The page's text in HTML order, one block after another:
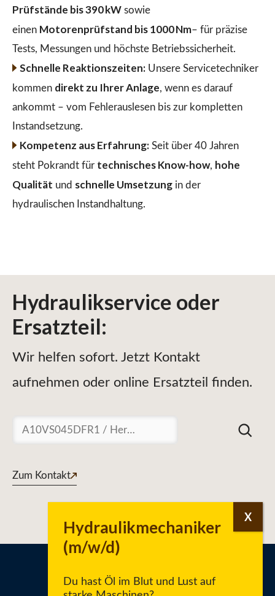
Prüfstände bis 390 kW sowie
einen Motorenprüfstand bis 1000 Nm– für präzise
Tests, Messungen und höchste Betriebssicherheit.
Schnelle Reaktionszeiten:Unsere Servicetechniker
kommen direkt zu Ihrer Anlage, wenn es darauf
ankommt – vom Fehlerauslesen bis zur kompletten
Instandsetzung.
Kompetenz aus Erfahrung:Seit über 40 Jahren
steht Pokrandt für technisches Know-how, hohe
Qualität und schnelle Umsetzung in der
hydraulischen Instandhaltung.
Hydraulikservice oder
Ersatzteil:
Wir helfen sofort. Jetzt Kontakt
aufnehmen oder online Ersatzteil finden.
Suchen
Zum Kontakt
Du hast Öl im Blut und Lust auf